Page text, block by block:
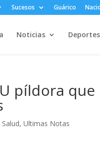
Sucesos Guárico
Noticias Deportes
píldora
Salud,Ultimas Notas